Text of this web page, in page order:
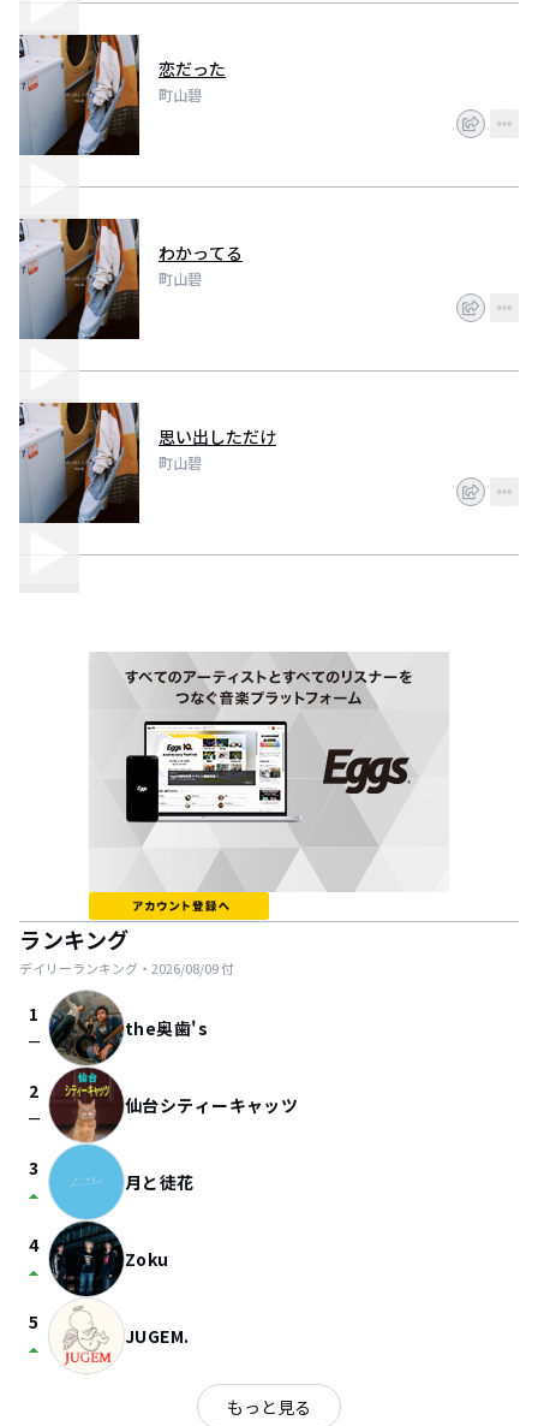
恋だった
町山碧
わかってる
町山碧
思い出しただけ
町山碧
ランキング
デイリーランキング・ 2026/08/09付
1
check_indeterminate_small the奥歯's
2
check_indeterminate_small 仙台シティーキャッツ
3
arrow_drop_up 月と徒花
4
arrow_drop_up Zoku
5
arrow_drop_up JUGEM.
もっと見る